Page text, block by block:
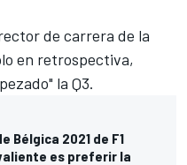
de carrera de la
en retrospectiva,
la Q3.
Bélgica 2021 de F1
es preferir la